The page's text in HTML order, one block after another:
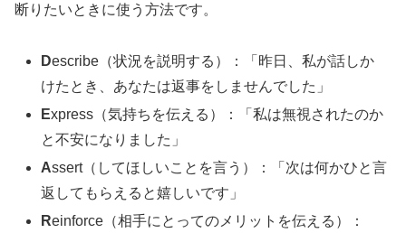
断りたいときに使う方法です。
Describe（状況を説明する）：「昨日、私が話しか
けたとき、あなたは返事をしませんでした」
Express（気持ちを伝える）：「私は無視されたのか
と不安になりました」
Assert（してほしいことを言う）：「次は何かひと言
返してもらえると嬉しいです」
Reinforce（相手にとってのメリットを伝える）：